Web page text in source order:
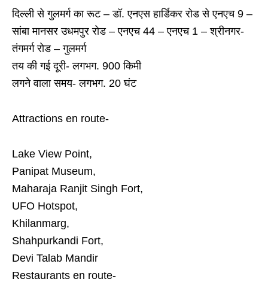
दिल्ली से गुलमर्ग का रूट – डॉ. एनएस हार्डिकर रोड से एनएच 9 –
सांबा मानसर उधमपुर रोड – एनएच 44 – एनएच 1 – श्रीनगर-
तंगमर्ग रोड – गुलमर्ग
तय की गई दूरी- लगभग. 900 किमी
लगने वाला समय- लगभग. 20 घंट
Attractions en route-
Lake View Point,
Panipat Museum,
Maharaja Ranjit Singh Fort,
UFO Hotspot,
Khilanmarg,
Shahpurkandi Fort,
Devi Talab Mandir
Restaurants en route-